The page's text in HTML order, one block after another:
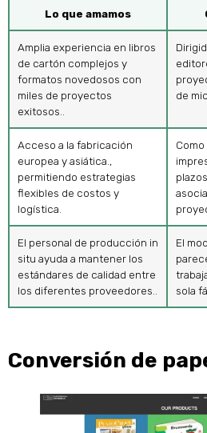
Lo que amamos
Amplia experiencia en libros
de cartón complejos y
formatos novedosos con
miles de proyectos
exitosos..
de
Acceso a la fabricación
europea y asiática.,
permitiendo estrategias
flexibles de costos y
logística.
El personal de producción in
situ ayuda a mantener los
estándares de calidad entre
los diferentes proveedores..
El
sola
Conversión de